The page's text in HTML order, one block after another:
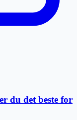
du det beste for